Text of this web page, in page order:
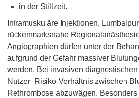
in der Stillzeit.
Intramuskuläre Injektionen,
rückenmarksnahe
Angiographien dürfen unter der
aufgrund der Gefahr massiver
werden. Bei invasiven
Nutzen-Risiko-Verhältnis zwischen
Rethrombose abzuwägen.